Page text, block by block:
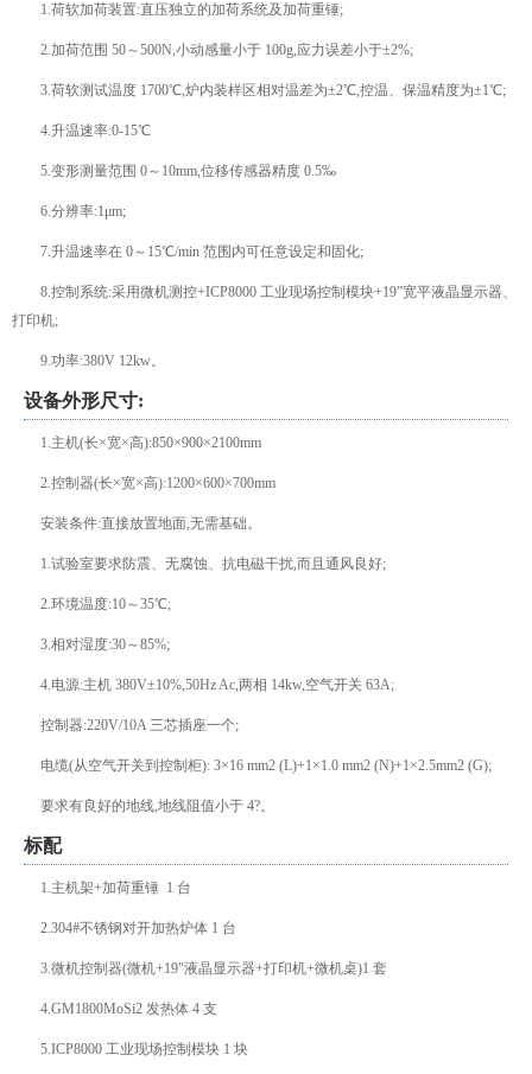
1.荷软加荷装置:直压独立的加荷系统及加荷重锤;
2.加荷范围 50～500N,小动感量小于 100g,应力误差小于±2%;
3.荷软测试温度 1700℃,炉内装样区相对温差为±2℃,控温、保温精度为±1℃;
4.升温速率:0-15℃
5.变形测量范围 0～10mm,位移传感器精度 0.5‰
6.分辨率:1μm;
7.升温速率在 0～15℃/min 范围内可任意设定和固化;
8.控制系统:采用微机测控+ICP8000 工业现场控制模块+19”宽平液晶显示器、
打印机;
9.功率:380V 12kw。
设备外形尺寸:
1.主机(长×宽×高):850×900×2100mm
2.控制器(长×宽×高):1200×600×700mm
安装条件:直接放置地面,无需基础。
1.试验室要求防震、无腐蚀、抗电磁干扰,而且通风良好;
2.环境温度:10～35℃;
3.相对湿度:30～85%;
4.电源:主机 380V±10%,50Hz Ac,两相 14kw,空气开关 63A;
控制器:220V/10A 三芯插座一个;
电缆(从空气开关到控制柜): 3×16 mm2 (L)+1×1.0 mm2 (N)+1×2.5mm2 (G);
要求有良好的地线,地线阻值小于 4?。
标配
1.主机架+加荷重锤 1 台
2.304#不锈钢对开加热炉体 1 台
3.微机控制器(微机+19"液晶显示器+打印机+微机桌)1 套
4.GM1800MoSi2 发热体 4 支
5.ICP8000 工业现场控制模块 1 块